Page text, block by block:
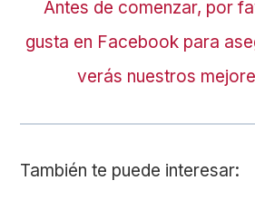
Antes de comenzar, por
gusta en Facebook para
verás nuestros
También te puede interesar: